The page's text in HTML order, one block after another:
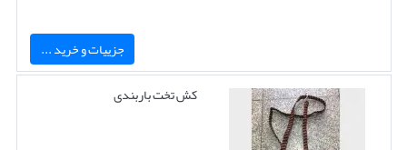
جزییات و خرید ...
کش تخت باربندی